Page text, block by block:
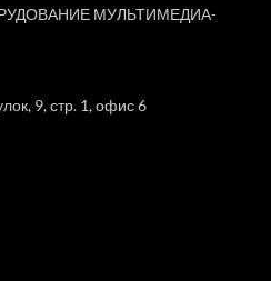
МУЛЬТИМЕДИА-
9, стр. 1, офис 6